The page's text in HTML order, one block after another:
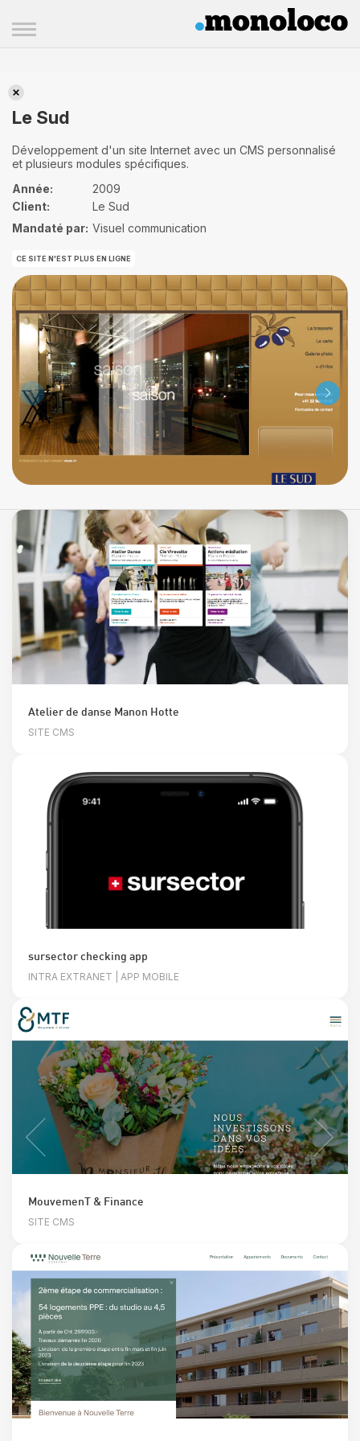
Le Sud
Développement d'un site Internet avec un CMS personnalisé
et plusieurs modules spécifiques.
Année:
2009
Client:
Le Sud
Mandaté par: Visuel communication
CE SITE N'EST PLUS EN LIGNE
Atelier de danse Manon Hotte
SITE CMS
sursector checking app
INTRA EXTRANET | APP MOBILE
MouvemenT & Finance
SITE CMS